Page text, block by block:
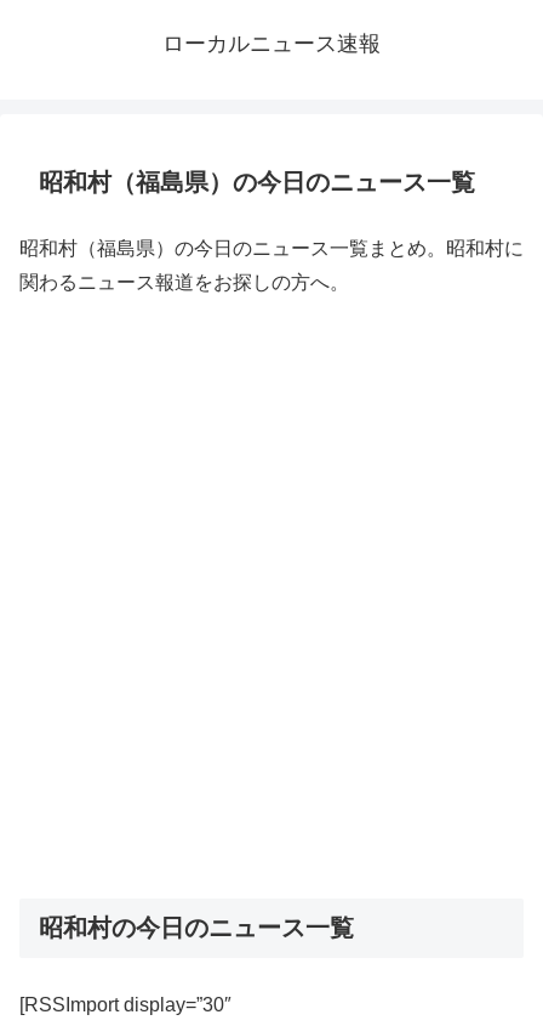
ローカルニュース速報
昭和村（福島県）の今日のニュース一覧
昭和村（福島県）の今日のニュース一覧まとめ。昭和村に
関わるニュース報道をお探しの方へ。
昭和村の今日のニュース一覧
[RSSImport display=”30″